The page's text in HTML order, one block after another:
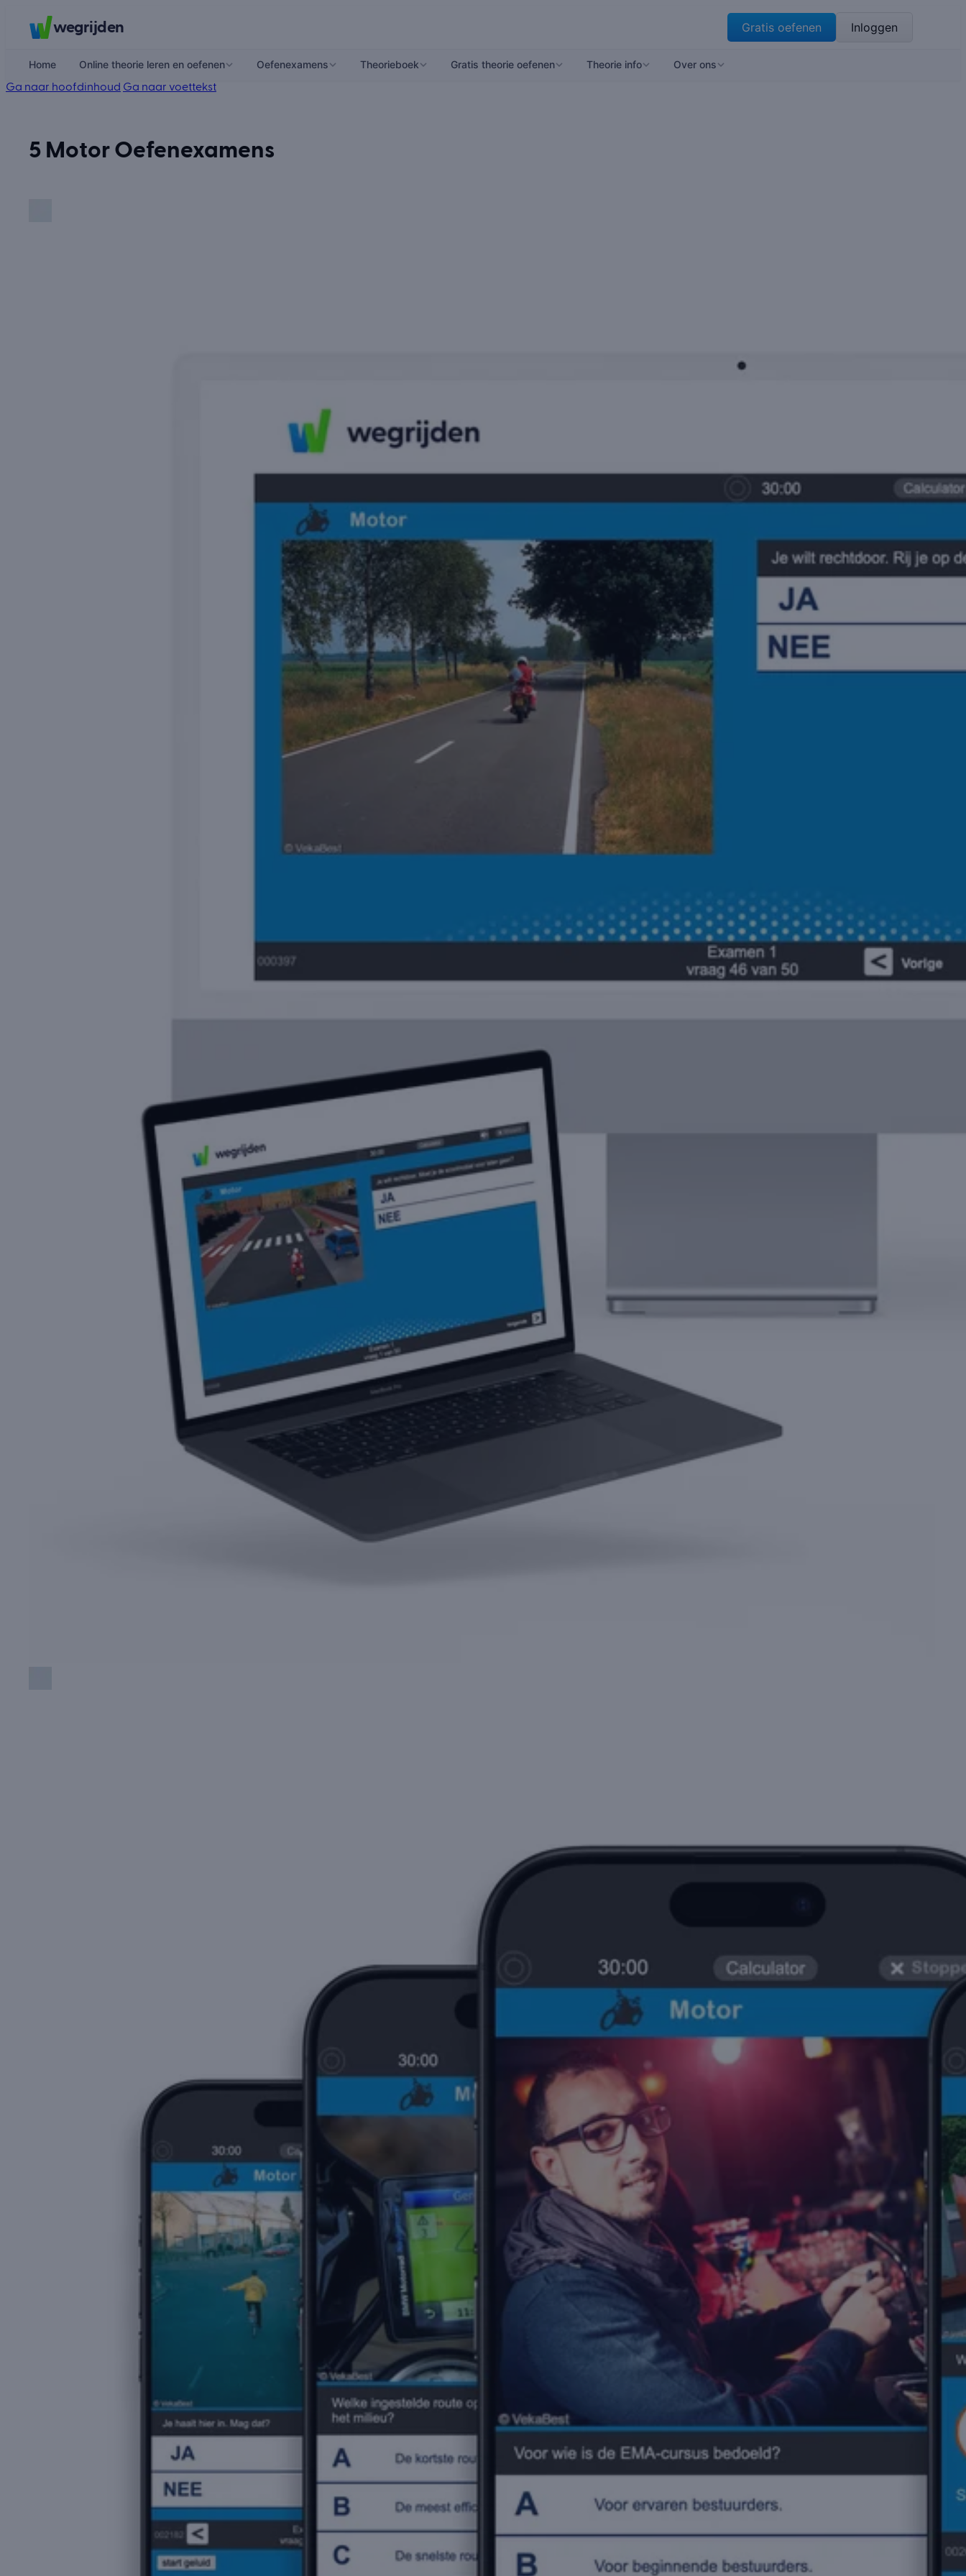
wegrijden Gratis oefenen Inloggen
Home Online theorie leren en oefenen Oefenexamens Theorieboek Gratis theorie oefenen Theorie info Over ons
Ga naar hoofdinhoud Ga naar voettekst
5 Motor Oefenexamens